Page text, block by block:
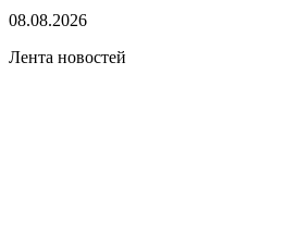
08.08.2026
Лента новостей